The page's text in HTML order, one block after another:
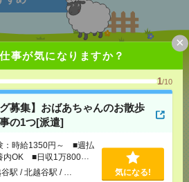
事が気になりますか？
1/10
グ募集】おばあちゃんのお散歩
の1つ[派遣]
：時給1350円～ ■週払
OK ■日収1万800円
駅 / 北越谷駅 / … 気になる!
×
おばあちゃんのお散歩付き添
800円以上
北越谷駅 …
話は社内のみ！コツコツ業務！